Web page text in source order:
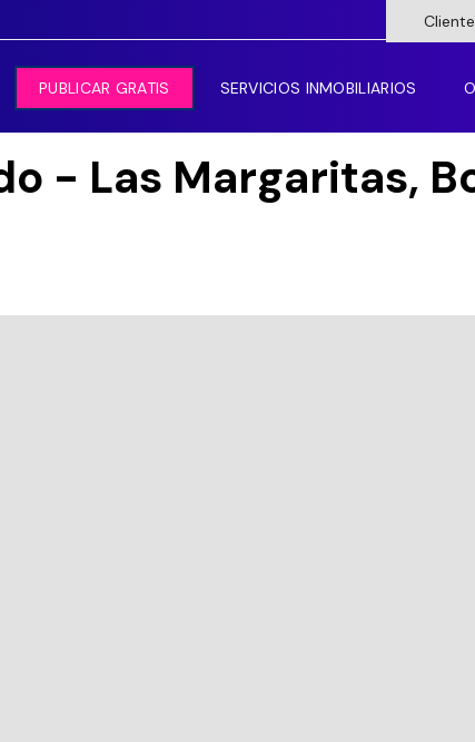
PUBLICAR GRATIS SERVICIOS INMOBILIARIOS
- Las Margaritas,